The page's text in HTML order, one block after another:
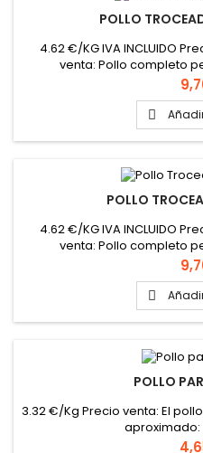
POLLO
4.62 €/KG IVA INCLUIDO
venta: Pollo completo

POLLO
4.62 €/KG IVA INCLUIDO
venta: Pollo completo

POLLO
3.32 €/Kg Precio venta: El
aproximado: